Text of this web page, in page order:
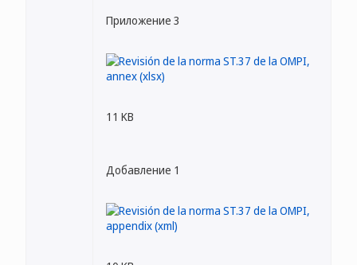
Приложение 3
11 KB
Добавление 1